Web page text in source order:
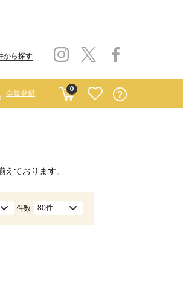
から探す
0
会員登録
ております。
件数 80件